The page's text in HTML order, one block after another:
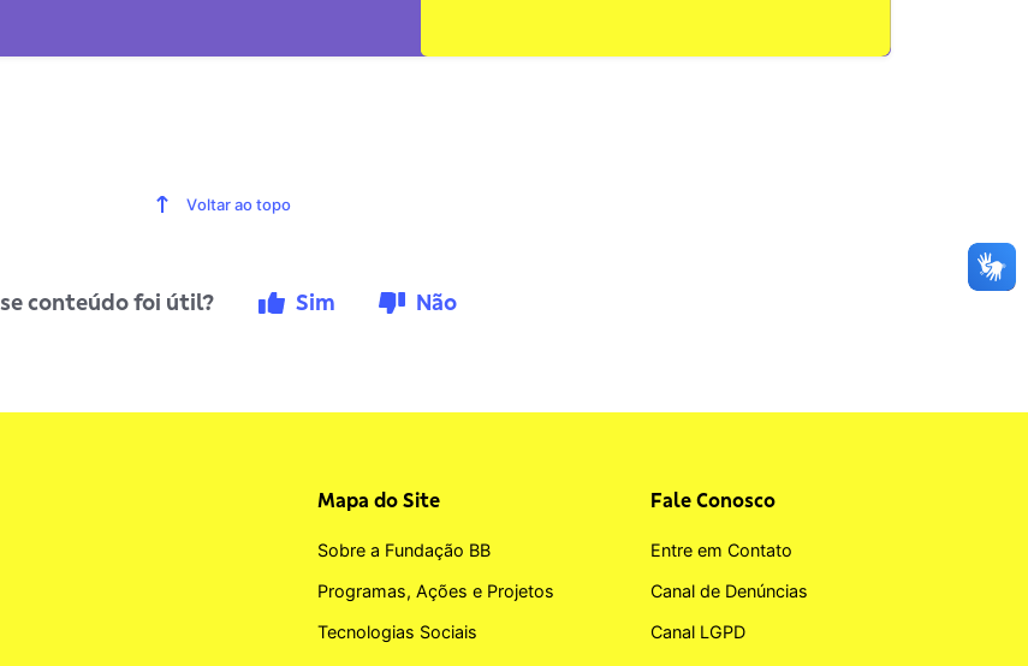
Voltar ao topo
conteúdo foi útil? Sim Não
Mapa do Site
Sobre a Fundação BB
Programas, Ações e Projetos
Tecnologias Sociais
Fale Conosco
Entre em Contato
Canal de Denúncias
Canal LGPD